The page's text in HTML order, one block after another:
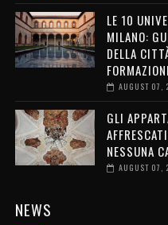
LE 10
MILANO:
DELLA
AUGUST 07,
GLI
NESSUNA
AUGUST 07,
NEWS